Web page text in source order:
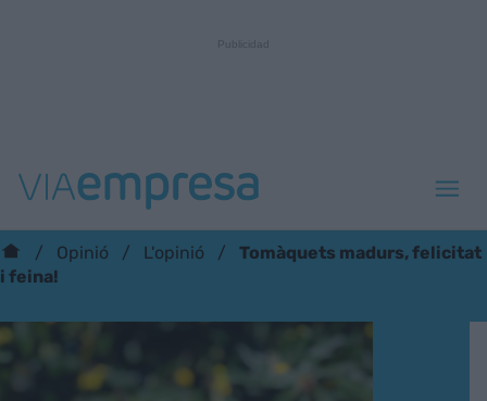
Opinió L'opinió
Tomàquets madurs, felicitat
i feina!